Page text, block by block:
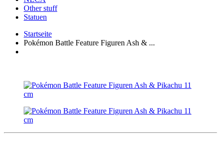
Other stuff
Statuen
Startseite
Pokémon Battle Feature Figuren Ash & ...